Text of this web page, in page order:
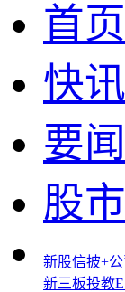
首页
快讯
要闻
股市
新股信披+公
新三板投教